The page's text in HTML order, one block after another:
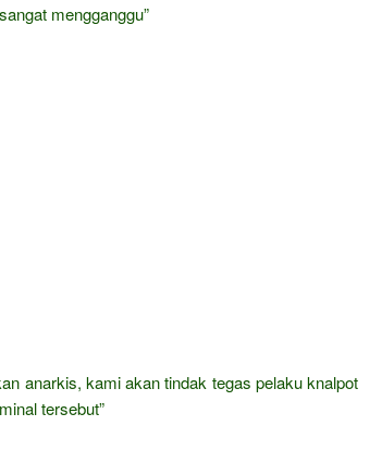
mengganggu”
anarkis, kami akan tindak tegas pelaku knalpot
tersebut”